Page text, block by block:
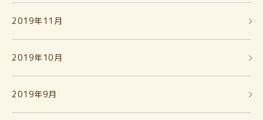
2019年11月
2019年10月
2019年9月